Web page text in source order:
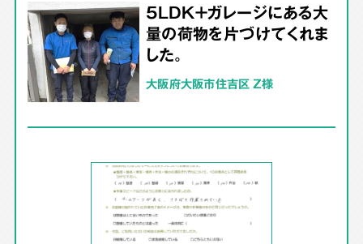
5LDK＋ガレージにある大
量の荷物を片づけてくれま
した。
大阪府大阪市住吉区 Z様